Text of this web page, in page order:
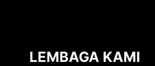
LEMBAGA KAMI